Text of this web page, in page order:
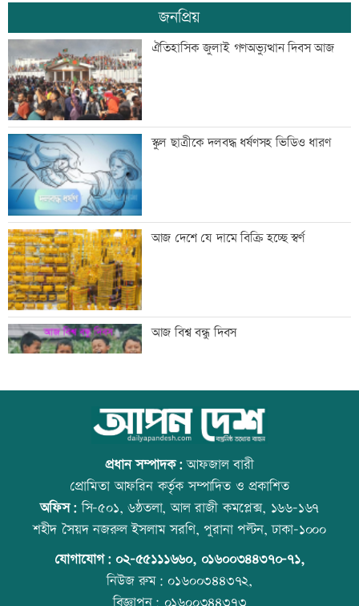
পাঁচ আর্থিক প্রতিষ্ঠান বন্ধের অনুমোদন,
রোববার প্রশাসক নিয়োগ
ঢাকা-ময়মনসিংহ রেল যোগাযোগ স্বাভাবিক
সিঙ্গাপুর থেকে এক কার্গো এলএনজি কিনবে
সরকার
মান্দায় ২৯৬ বোতলসহ দুই মাদক কারবারি
আটক
গুরুত্বপূর্ণ ব্যক্তিদের নিয়ে অপপ্রচারের বিরুদ্ধে
সতর্ক করল পুলিশ
নিরাপত্তা পেলে দেশে ফিরতে চান সাকিব
জনপ্রিয়
ঐতিহাসিক জুলাই গণঅভ্যুত্থান দিবস আজ
স্কুল ছাত্রীকে দলবদ্ধ ধর্ষণসহ ভিডিও ধারণ
আজ দেশে যে দামে বিক্রি হচ্ছে স্বর্ণ
আজ বিশ্ব বন্ধু দিবস
উত্থান-পতনের বাজারে আজ স্বর্ণের ভরি কত
কোরআন-হাদিসে নামাজ না পড়ার শাস্তি
প্রধান সম্পাদক:আফজাল বারী
প্রোমিতা আফরিন কর্তৃক সম্পাদিত ও প্রকাশিত
অফিস:সি-৫০১, ৬ষ্ঠতলা, আল রাজী কমপ্লেক্স, ১৬৬-১৬৭
শহীদ সৈয়দ নজরুল ইসলাম সরণি, পুরানা পল্টন, ঢাকা-১০০০
যোগাযোগ: ০২-৫৫১১১৬৬০, ০১৬০০৩৪৪৩৭০-৭১,
নিউজ রুম:০১৬০০৩৪৪৩৭২,